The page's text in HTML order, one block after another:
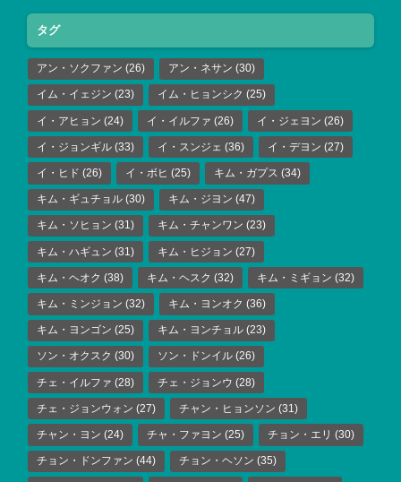
タグ
アン・ソクファン (26) アン・ネサン (30)
イム・イェジン (23) イム・ヒョンシク (25)
イ・アヒョン (24) イ・イルファ (26) イ・ジェヨン (26)
イ・ジョンギル (33) イ・スンジェ (36) イ・デヨン (27)
イ・ヒド (26) イ・ボヒ (25) キム・ガプス (34)
キム・ギュチョル (30) キム・ジヨン (47)
キム・ソヒョン (31) キム・チャンワン (23)
キム・ハギュン (31) キム・ヒジョン (27)
キム・ヘオク (38) キム・ヘスク (32) キム・ミギョン (32)
キム・ミンジョン (32) キム・ヨンオク (36)
キム・ヨンゴン (25) キム・ヨンチョル (23)
ソン・オクスク (30) ソン・ドンイル (26)
チェ・イルファ (28) チェ・ジョンウ (28)
チェ・ジョンウォン (27) チャン・ヒョンソン (31)
チャン・ヨン (24) チャ・ファヨン (25) チョン・エリ (30)
チョン・ドンファン (44) チョン・ヘソン (35)